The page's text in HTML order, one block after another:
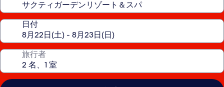
日付
旅行者